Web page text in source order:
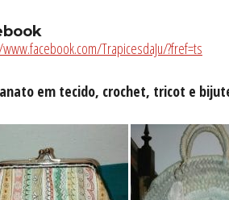
TrapicesdaJu/?fref=ts
em tecido, crochet, tricot e